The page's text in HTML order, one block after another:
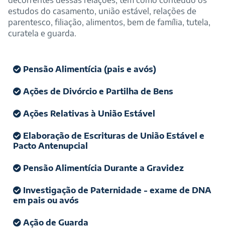
estudos do casamento, união estável, relações de
parentesco, filiação, alimentos, bem de família, tutela,
curatela e guarda.
Pensão Alimentícia (pais e avós)
Ações de Divórcio e Partilha de Bens
Ações Relativas à União Estável
Elaboração de Escrituras de União Estável e
Pacto Antenupcial
Pensão Alimentícia Durante a Gravidez
Investigação de Paternidade - exame de DNA
em pais ou avós
Ação de Guarda